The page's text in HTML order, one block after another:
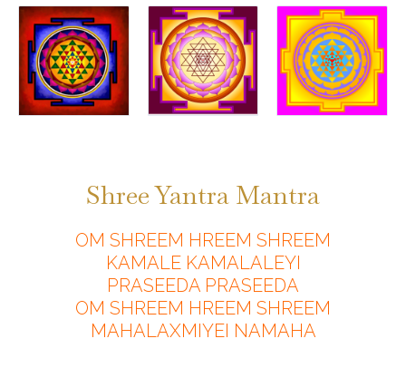
Shree Yantra Mantra
OM SHREEM HREEM SHREEM
KAMALE KAMALALEYI
PRASEEDA PRASEEDA
OM SHREEM HREEM SHREEM
MAHALAXMIYEI NAMAHA